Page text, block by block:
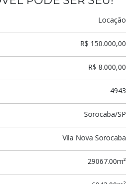
Locação
R$ 150.000,00
R$ 8.000,00
4943
Sorocaba/SP
Vila Nova Sorocaba
29067.00m²